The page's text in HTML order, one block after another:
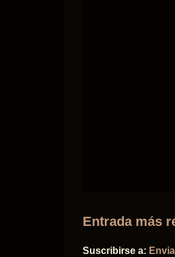
Entrada más
Suscribirse a: